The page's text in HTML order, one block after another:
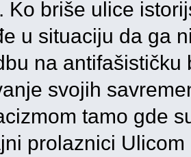
Ko briše ulice
u situaciju da ga
na
svojih
tamo gde
prolaznici